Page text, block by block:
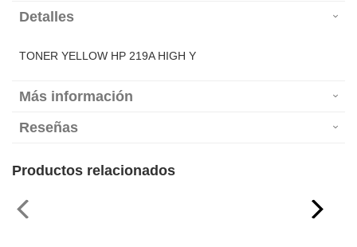
Detalles
TONER YELLOW HP 219A HIGH Y
Más información
Reseñas
Productos relacionados